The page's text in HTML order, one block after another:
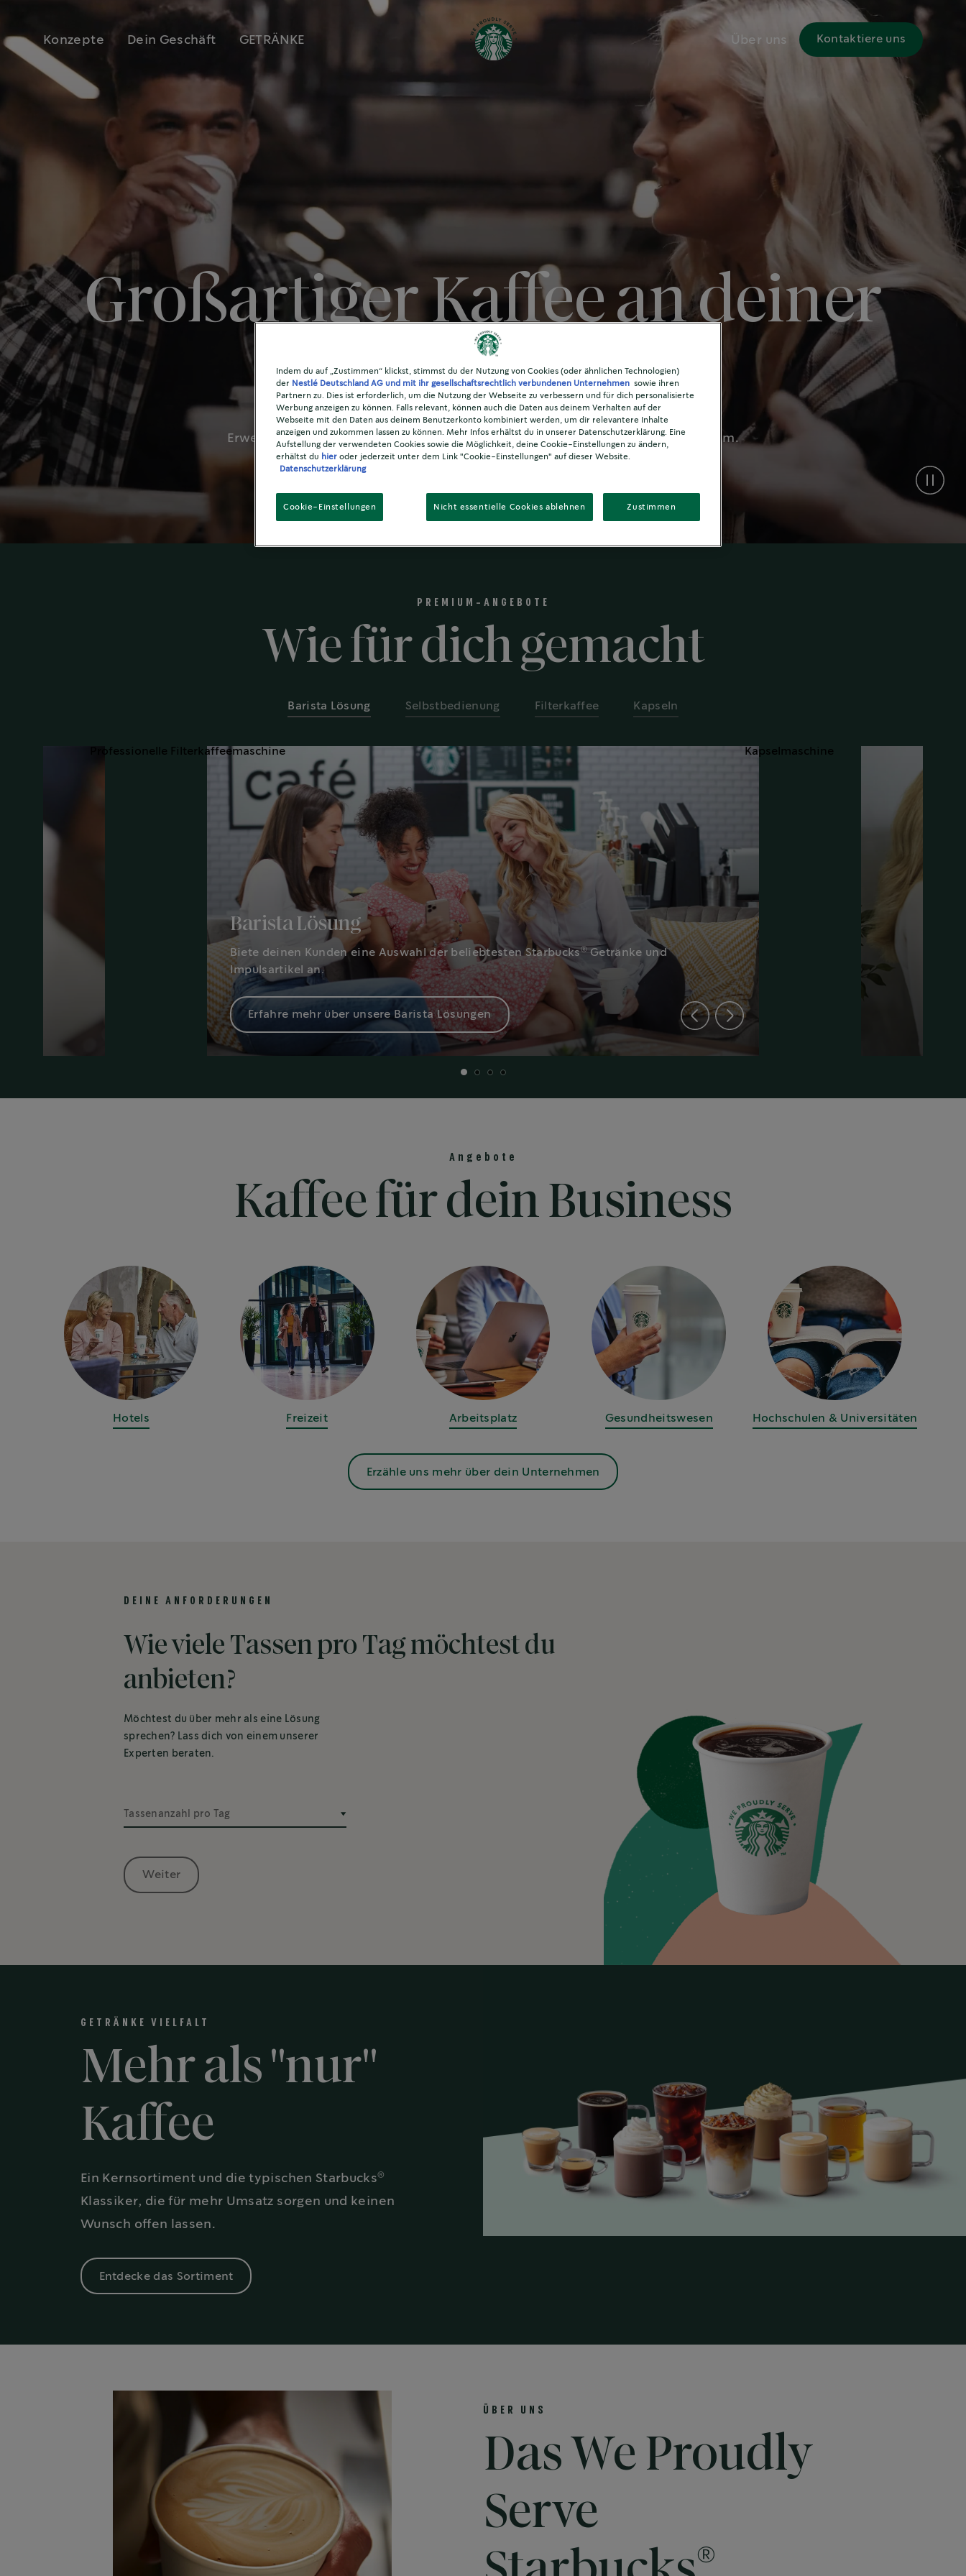
Konzepte Dein Geschäft GETRÄNKE Über uns Kontaktiere uns
Großartiger Kaffee an deiner
Location
Erweitere dein Angebot mit dem We Proudly Serve Starbucks®Kaffeeprogramm.
PREMIUM-ANGEBOTE
Wie für dich gemacht
Barista Lösung Selbstbedienung Filterkaffee Kapseln
Barista Lösung
Biete deinen Kunden eine Auswahl der beliebtesten Starbucks®Getränke und
Impulsartikel an.
Erfahre mehr über unsere Barista Lösungen
Angebote
Kaffee für dein Business
Hotels Freizeit Arbeitsplatz Gesundheitswesen Hochschulen & Universitäten
Erzähle uns mehr über dein Unternehmen
DEINE ANFORDERUNGEN
Wie viele Tassen pro Tag möchtest du
anbieten?
Möchtest du über mehr als eine Lösung
sprechen? Lass dich von einem unserer
Experten beraten.
Tassenanzahl pro Tag
Weiter
GETRÄNKE VIELFALT
Mehr als "nur"
Kaffee
Ein Kernsortiment und die typischen Starbucks®
Klassiker, die für mehr Umsatz sorgen und keinen
Wunsch offen lassen.
Entdecke das Sortiment
ÜBER UNS
Das We Proudly
Serve
®
Indem du auf „Zustimmen“ klickst, stimmst du der Nutzung von Cookies (oder ähnlichen Technologien)
der Nestlé Deutschland AG und mit ihr gesellschaftsrechtlich verbundenen Unternehmen sowie ihren
Partnern zu. Dies ist erforderlich, um die Nutzung der Webseite zu verbessern und für dich personalisierte
Werbung anzeigen zu können. Falls relevant, können auch die Daten aus deinem Verhalten auf der
Webseite mit den Daten aus deinem Benutzerkonto kombiniert werden, um dir relevantere Inhalte
anzeigen und zukommen lassen zu können. Mehr Infos erhältst du in unserer Datenschutzerklärung. Eine
Aufstellung der verwendeten Cookies sowie die Möglichkeit, deine Cookie-Einstellungen zu ändern,
erhältst du hier oder jederzeit unter dem Link "Cookie-Einstellungen" auf dieser Website.
Datenschutzerklärung
Cookie-Einstellungen Nicht essentielle Cookies ablehnen Zustimmen